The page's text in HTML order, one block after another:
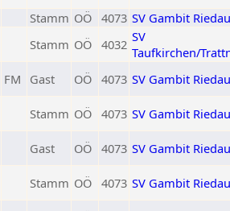
Stamm OÖ 4073 SV Gambit Riedau
Stamm OÖ 4032 SV
Taufkirchen/
FM Gast OÖ 4073 SV Gambit Riedau
Stamm OÖ 4073 SV Gambit Riedau
Gast OÖ 4073 SV Gambit Riedau
Stamm OÖ 4073 SV Gambit Riedau